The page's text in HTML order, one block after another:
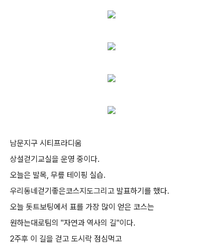
남문지구 시티프라디움
상설걷기교실을 운영 중이다.
오늘은 발목, 무릎 테이핑 실습.
우리동네걷기좋은코스지도그리고 발표하기를 했다.
오늘 돗트보팅에서 표를 가장 많이 얻은 코스는
원하는대로팀의 "자연과 역사의 길"이다.
2주후 이 길을 걷고 도시락 점심먹고